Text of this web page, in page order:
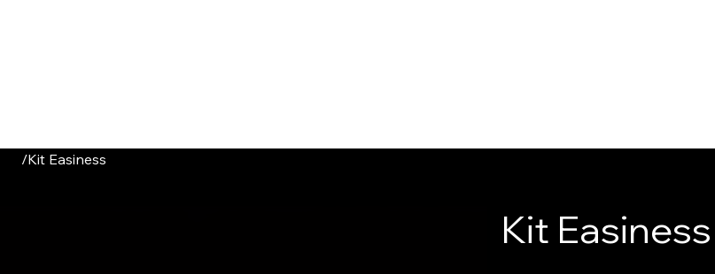
/Kit Easiness
Kit Easiness